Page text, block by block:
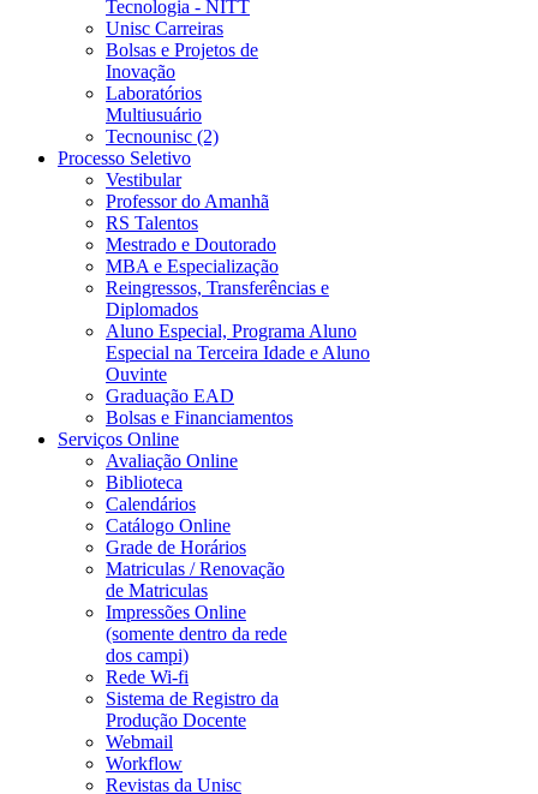
Tecnologia - NITT
Unisc Carreiras
Bolsas e Projetos de
Inovação
Laboratórios
Multiusuário
Tecnounisc (2)
Processo Seletivo
Vestibular
Professor do Amanhã
RS Talentos
Mestrado e Doutorado
MBA e Especialização
Reingressos, Transferências e
Diplomados
Aluno Especial, Programa Aluno
Especial na Terceira Idade e Aluno
Ouvinte
Graduação EAD
Bolsas e Financiamentos
Serviços Online
Avaliação Online
Biblioteca
Calendários
Catálogo Online
Grade de Horários
Matriculas / Renovação
de Matriculas
Impressões Online
(somente dentro da rede
dos campi)
Rede Wi-fi
Sistema de Registro da
Produção Docente
Webmail
Workflow
Revistas da Unisc